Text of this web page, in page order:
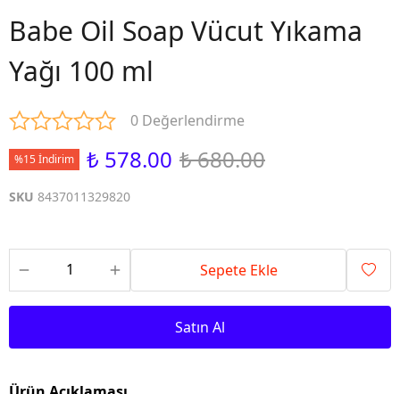
Babe Oil Soap Vücut Yıkama
Yağı 100 ml
0 Değerlendirme
%15 İndirim ₺ 578.00 ₺ 680.00
SKU 8437011329820
Sepete Ekle
Satın Al